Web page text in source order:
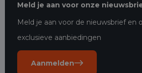
Meld je aan voor onze
Meld je aan voor de nieuwsbrief en
exclusieve aanbiedingen
Aanmelden